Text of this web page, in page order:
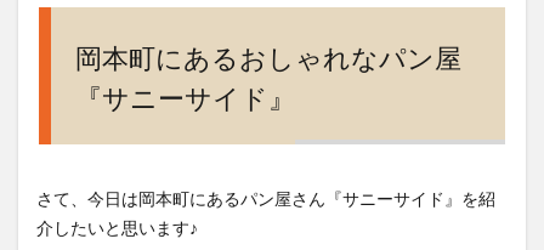
ゃれ
なパ
ド』
岡本町にあるおしゃれなパン屋
『サニーサイド』
さて、今日は岡本町にあるパン屋さん『サニーサイド』を紹
介したいと思います♪